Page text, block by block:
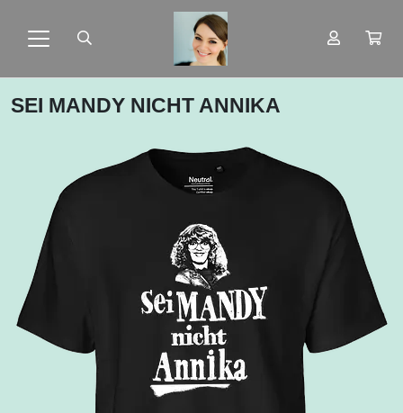
SEI MANDY NICHT ANNIKA